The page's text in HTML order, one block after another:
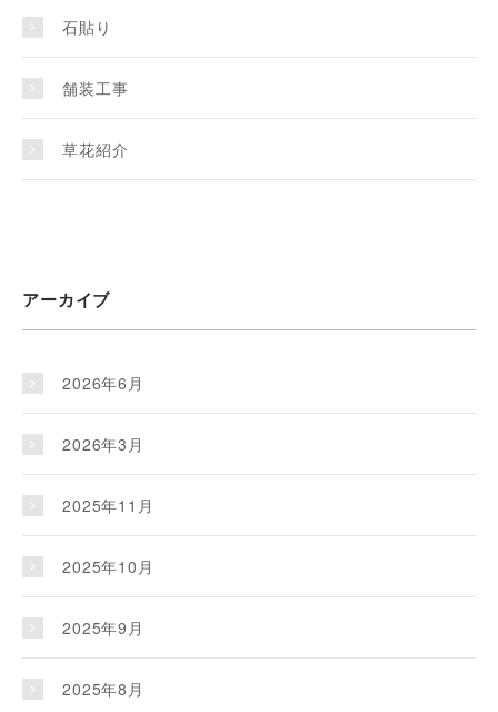
石貼り
舗装工事
草花紹介
アーカイブ
2026年6月
2026年3月
2025年11月
2025年10月
2025年9月
2025年8月